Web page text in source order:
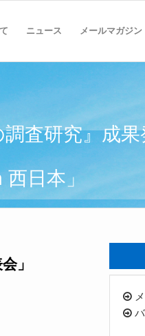
ニュース メールマガジン
査研究』成果
西日本」
」